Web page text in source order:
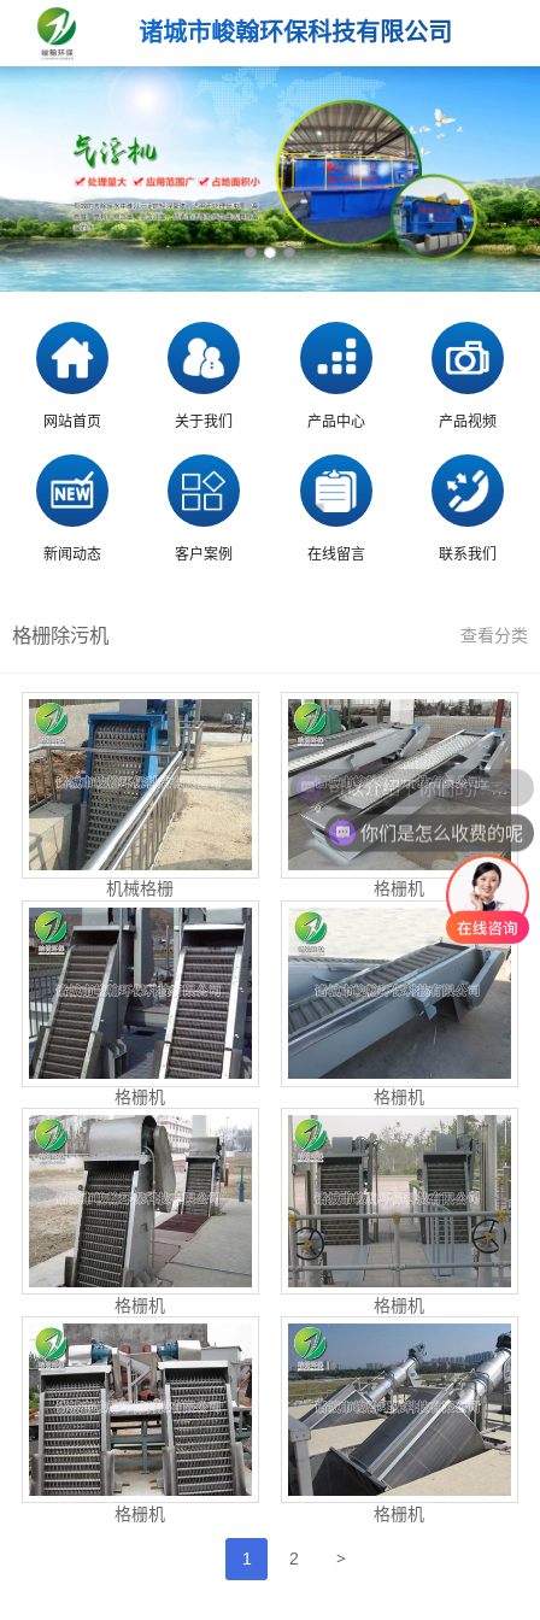
诸城市峻翰环保科技有限公司
网站首页 关于我们 产品中心 产品视频
新闻动态 客户案例 在线留言 联系我们
格栅除污机 查看分类
机械格栅 格栅机
格栅机 格栅机
格栅机 格栅机
格栅机 格栅机
1 2 >
可以介绍下你们的产品么
你们是怎么收费的呢